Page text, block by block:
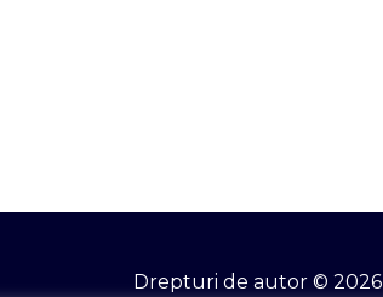
Drepturi de autor © 2026